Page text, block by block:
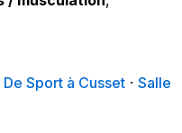
Sport à Cusset · Salle